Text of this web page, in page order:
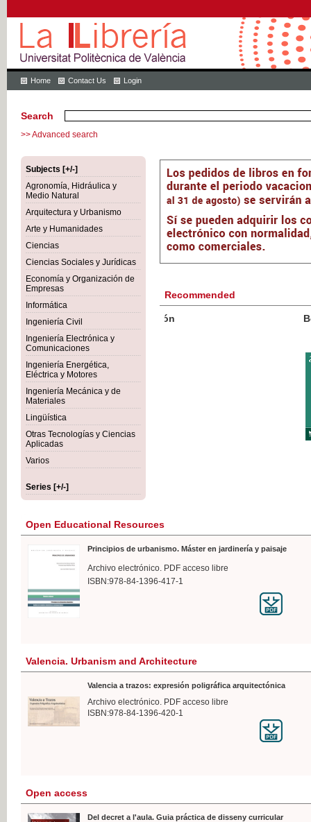
Home Contact Us Login
Search
>> Advanced search
Subjects [+/-]
Agronomía, Hidráulica y
Medio Natural
Arquitectura y Urbanismo
Arte y Humanidades
Ciencias
Ciencias Sociales y Jurídicas
Economía y Organización de
Empresas
Informática
Ingeniería Civil
Ingeniería Electrónica y
Comunicaciones
Ingeniería Energética,
Eléctrica y Motores
Ingeniería Mecánica y de
Materiales
Lingüística
Otras Tecnologías y Ciencias
Aplicadas
Varios
Series [+/-]
Recommended
Botánica Agroalimentaria
Open Educational Resources
Principios de urbanismo. Máster en jardinería y paisaje
Archivo electrónico. PDF acceso libre
ISBN:978-84-1396-417-1
Valencia. Urbanism and Architecture
Valencia a trazos: expresión poligráfica arquitectónica
Archivo electrónico. PDF acceso libre
ISBN:978-84-1396-420-1
Open access
Del decret a l'aula. Guia práctica de disseny curricular